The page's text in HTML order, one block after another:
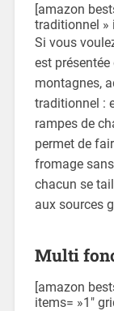
[amazon
traditionnel »
Si vous
est
montagnes,
traditionnel :
rampes de
permet de
fromage
chacun se
aux sources
Multi
[amazon
items= »1″